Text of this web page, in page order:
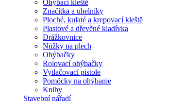
Ohýbací kleště
Značítka a uhelníky
Ploché, kulaté a krepovací kleště
Plastové a dřevěné kladívka
Drážkovnice
Nůžky na plech
Ohýbačky
Rolovací ohýbačky
Vytlačovací pistole
Pomôcky na ohýbanie
Knihy
Stavební nářadí